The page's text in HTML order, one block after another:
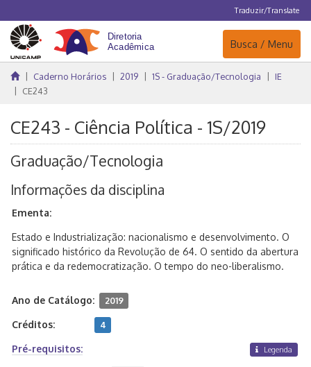
Traduzir/Translate
Navegação
Busca / Menu
Caderno Horários 2019 1S - Graduação/Tecnologia
IE
CE243
CE243 - Ciência Política - 1S/2019
Graduação/Tecnologia
Informações da disciplina
Ementa:
Estado e Industrialização: nacionalismo e desenvolvimento. O
significado histórico da Revolução de 64. O sentido da abertura
prática e da redemocratização. O tempo do neo-liberalismo.
Ano de Catálogo: 2019
Créditos: 4
Pré-requisitos: Legenda